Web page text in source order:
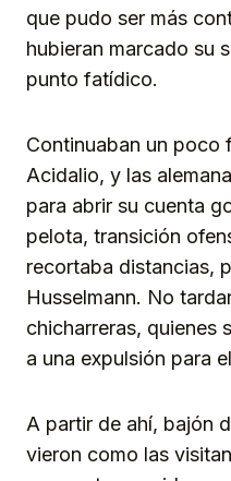
que pudo ser más
hubieran marcado su
punto fatídico.
Continuaban un poco
Acidalio, y las
para abrir su cuenta
pelota, transición
recortaba distancias,
Husselmann. No
chicharreras, quienes
a una expulsión para
A partir de ahí, bajón
vieron como las